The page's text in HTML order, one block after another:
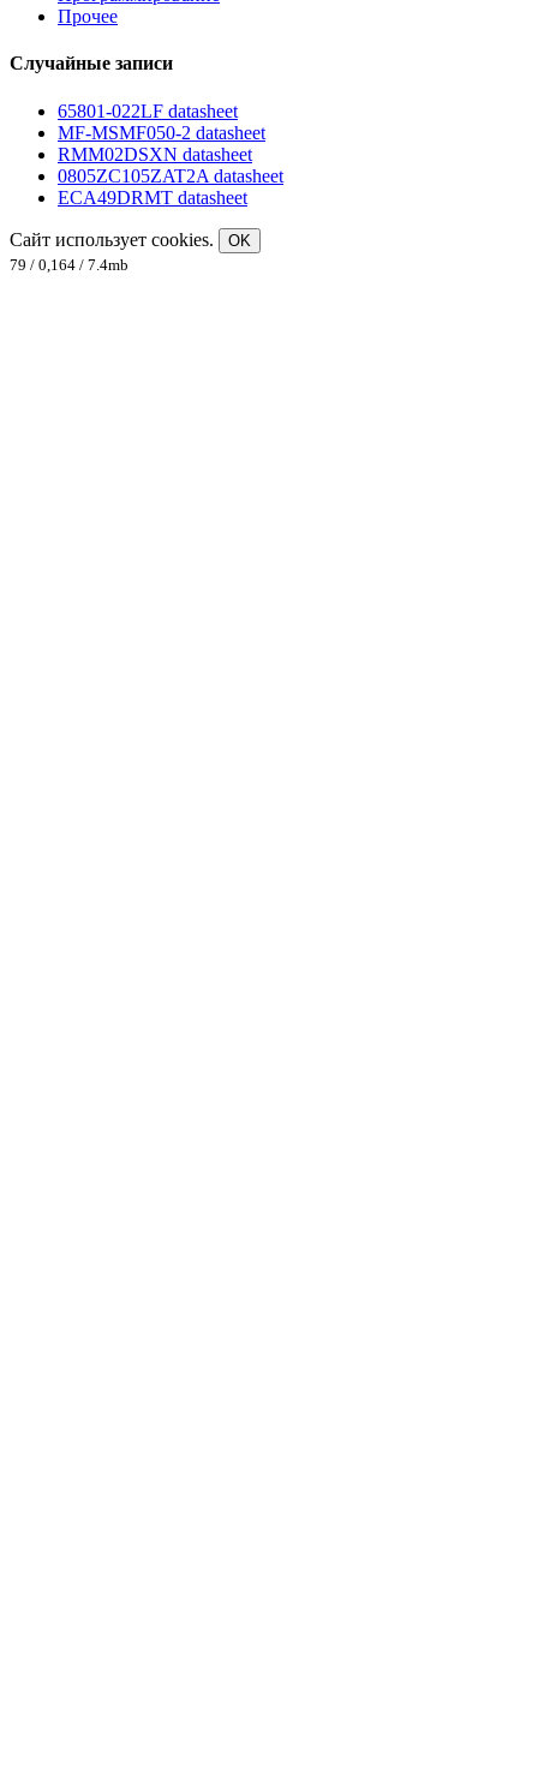
Прочее
Случайные записи
65801-022LF datasheet
MF-MSMF050-2 datasheet
RMM02DSXN datasheet
0805ZC105ZAT2A datasheet
ECA49DRMT datasheet
Сайт использует cookies.
OK
79 / 0,164 / 7.4mb